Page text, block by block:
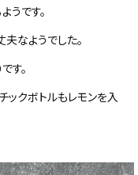
うです。
なようでした。
す。
クボトルもレモンを入